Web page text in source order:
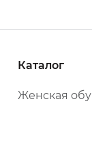
Каталог
Женская